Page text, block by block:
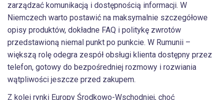
zarządzać komunikacją i dostępnością informacji. W
Niemczech warto postawić na maksymalnie szczegółowe
opisy produktów, dokładne FAQ i politykę zwrotów
przedstawioną niemal punkt po punkcie. W Rumunii –
większą rolę odegra zespół obsługi klienta dostępny przez
telefon, gotowy do bezpośredniej rozmowy i rozwiania
wątpliwości jeszcze przed zakupem.
Z kolei rynki Europy Środkowo-Wschodniej, choć